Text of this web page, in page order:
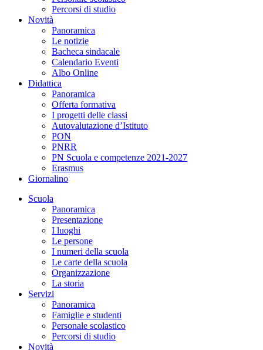
Percorsi di studio
Novità
Panoramica
Le notizie
Bacheca sindacale
Calendario Eventi
Albo Online
Didattica
Panoramica
Offerta formativa
I progetti delle classi
Autovalutazione d’Istituto
PON
PNRR
PN Scuola e competenze 2021-2027
Erasmus
Giornalino
Scuola
Panoramica
Presentazione
I luoghi
Le persone
I numeri della scuola
Le carte della scuola
Organizzazione
La storia
Servizi
Panoramica
Famiglie e studenti
Personale scolastico
Percorsi di studio
Novità